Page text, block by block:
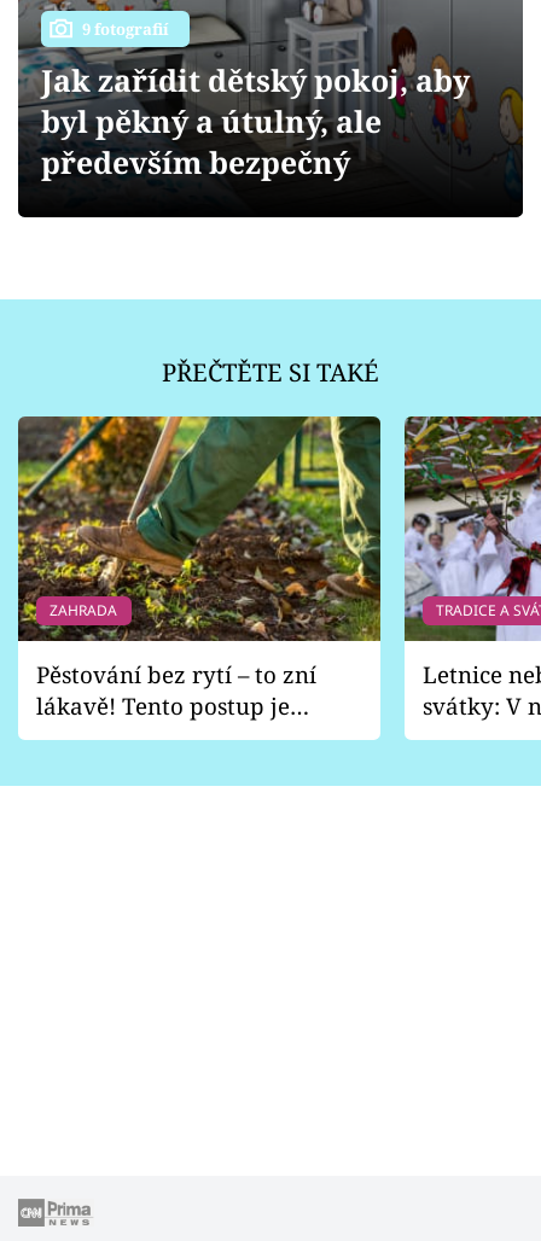
Přihlášení
Sledujte nás
9 fotografií
Jak zařídit dětský pokoj, aby
byl pěkný a útulný, ale
především bezpečný
PŘEČTĚTE SI TAKÉ
ZAHRADA
Pěstování bez rytí – to zní
lákavě! Tento postup je
vhodný jen pro některé
TRADICE A
Letnice
svátky: V
pondělí